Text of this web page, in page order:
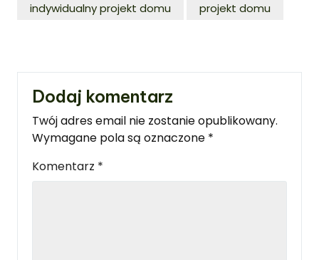
indywidualny projekt domu
projekt domu
Dodaj komentarz
Twój adres email nie zostanie opublikowany.
Wymagane pola są oznaczone *
Komentarz *